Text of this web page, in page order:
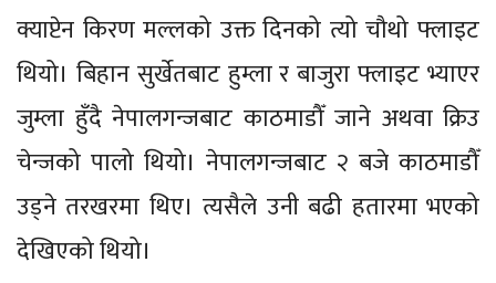
क्याप्टेन किरण मल्लको उक्त दिनको त्यो चौथो फ्लाइट
थियो। बिहान सुर्खेतबाट हुम्ला र बाजुरा फ्लाइट भ्याएर
जुम्ला हुँदै नेपालगन्जबाट काठमाडौँ जाने अथवा क्रिउ
चेन्जको पालो थियो। नेपालगन्जबाट २ बजे काठमाडौँ
उड्ने तरखरमा थिए। त्यसैले उनी बढी हतारमा भएको
देखिएको थियो।